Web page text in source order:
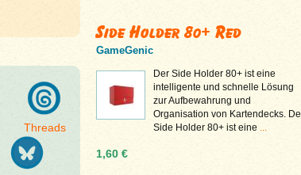
Threads
Side Holder 80+ Red
GameGenic
Der Side Holder 80+ ist eine
intelligente und schnelle Lösung
zur Aufbewahrung und
Organisation von Kartendecks.
Side Holder 80+ ist eine ...
1,60 €